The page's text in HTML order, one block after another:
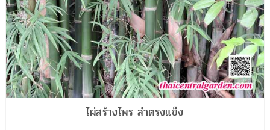
ไผ่สร้างไพร ลำตรงแข็ง